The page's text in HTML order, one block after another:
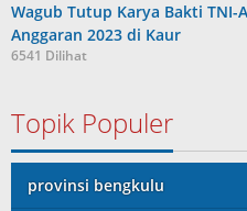
Wagub Tutup Karya Bakti TNI-
Anggaran 2023 di Kaur
6541 Dilihat
Topik Populer
provinsi bengkulu